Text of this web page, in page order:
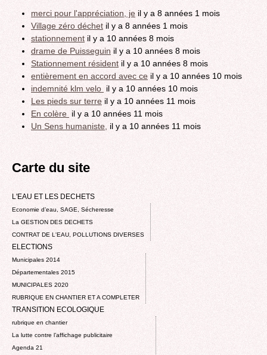
merci pour l'appréciation, je il y a 8 années 1 mois
Village zéro déchet il y a 8 années 1 mois
stationnement il y a 10 années 8 mois
drame de Puisseguin il y a 10 années 8 mois
Stationnement résident il y a 10 années 8 mois
entièrement en accord avec ce il y a 10 années 10 mois
indemnité klm velo il y a 10 années 10 mois
Les pieds sur terre il y a 10 années 11 mois
En colère il y a 10 années 11 mois
Un Sens humaniste, il y a 10 années 11 mois
Carte du site
L'EAU ET LES DECHETS
Economie d’eau, SAGE, Sécheresse
La GESTION DES DECHETS
CONTRAT DE L'EAU, POLLUTIONS DIVERSES
ELECTIONS
Municipales 2014
Départementales 2015
MUNICIPALES 2020
RUBRIQUE EN CHANTIER ET A COMPLETER
TRANSITION ECOLOGIQUE
rubrique en chantier
La lutte contre l’affichage publicitaire
Agenda 21